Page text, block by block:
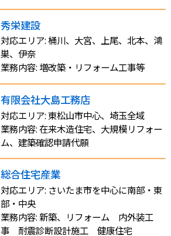
秀栄建設
対応エリア: 桶川、大宮、上尾、北本、鴻
巣、伊奈
業務内容: 増改築・リフォーム工事等
有限会社大島工務店
対応エリア: 東松山市中心、埼玉全域
業務内容: 在来木造住宅、大規模リフォー
ム、建築確認申請代願
総合住宅産業
対応エリア: さいたま市を中心に南部・東
部・中央
業務内容: 新築、リフォーム 内外装工
事 耐震診断設計施工 健康住宅